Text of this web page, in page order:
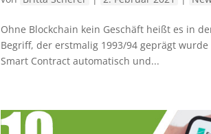
Ohne Blockchain kein Geschäft heißt es in
Begriff, der erstmalig 1993/94 geprägt
Smart Contract automatisch und...